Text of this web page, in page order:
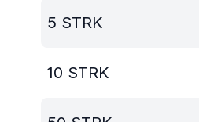
5 STRK
10 STRK